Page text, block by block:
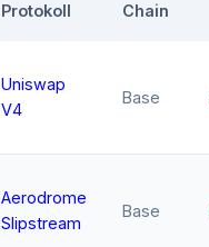
Protokoll Chain
Uniswap
V4
Base
Aerodrome
Slipstream
Base